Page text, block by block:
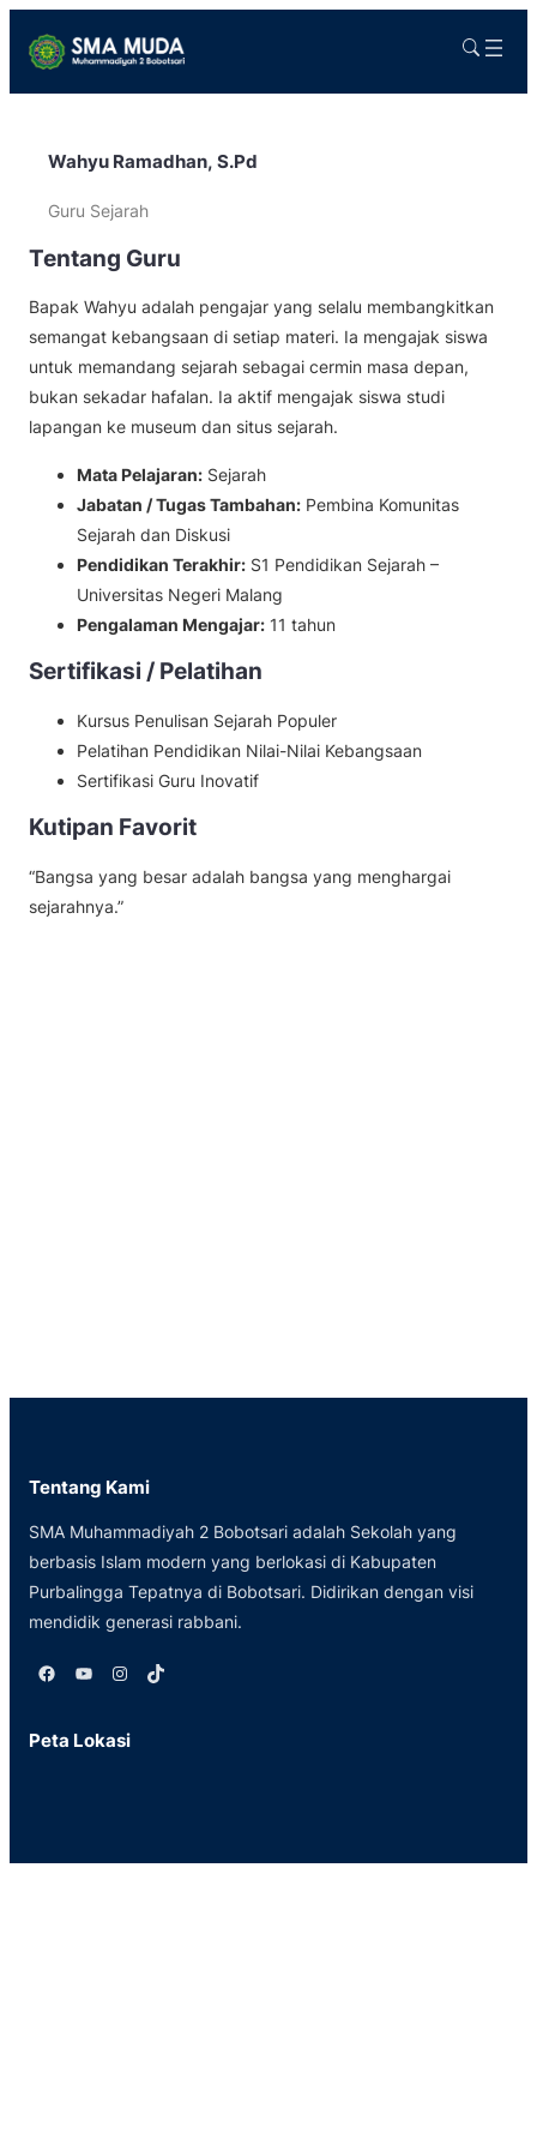
Wahyu Ramadhan, S.Pd
Guru Sejarah
Tentang Guru
Bapak Wahyu adalah pengajar yang selalu membangkitkan
semangat kebangsaan di setiap materi. Ia mengajak siswa
untuk memandang sejarah sebagai cermin masa depan,
bukan sekadar hafalan. Ia aktif mengajak siswa studi
lapangan ke museum dan situs sejarah.
Mata Pelajaran: Sejarah
Jabatan / Tugas Tambahan: Pembina Komunitas
Sejarah dan Diskusi
Pendidikan Terakhir: S1 Pendidikan Sejarah –
Universitas Negeri Malang
Pengalaman Mengajar: 11 tahun
Sertifikasi / Pelatihan
Kursus Penulisan Sejarah Populer
Pelatihan Pendidikan Nilai-Nilai Kebangsaan
Sertifikasi Guru Inovatif
Kutipan Favorit
“Bangsa yang besar adalah bangsa yang menghargai
sejarahnya.”
Tentang Kami
SMA Muhammadiyah 2 Bobotsari adalah Sekolah yang
berbasis Islam modern yang berlokasi di Kabupaten
Purbalingga Tepatnya di Bobotsari. Didirikan dengan visi
mendidik generasi rabbani.
Facebook YouTube Instagram TikTok
Peta Lokasi